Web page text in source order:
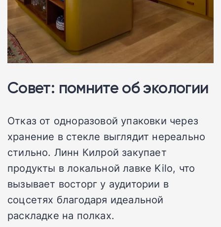
Совет: помните об экологии
Отказ от одноразовой упаковки через
хранение в стекле выглядит нереально
стильно. Линн Килрой закупает
продукты в локальной лавке Kilo, что
вызывает восторг у аудитории в
соцсетях благодаря идеальной
раскладке на полках.